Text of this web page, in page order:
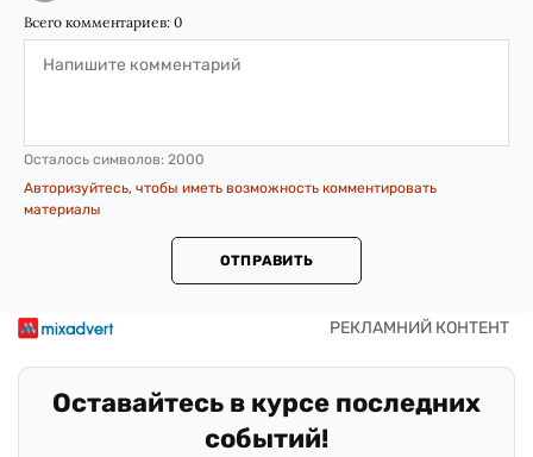
Всего комментариев: 0
Осталось символов: 2000
Авторизуйтесь, чтобы иметь возможность комментировать
материалы
ОТПРАВИТЬ
Оставайтесь в курсе последних
событий!